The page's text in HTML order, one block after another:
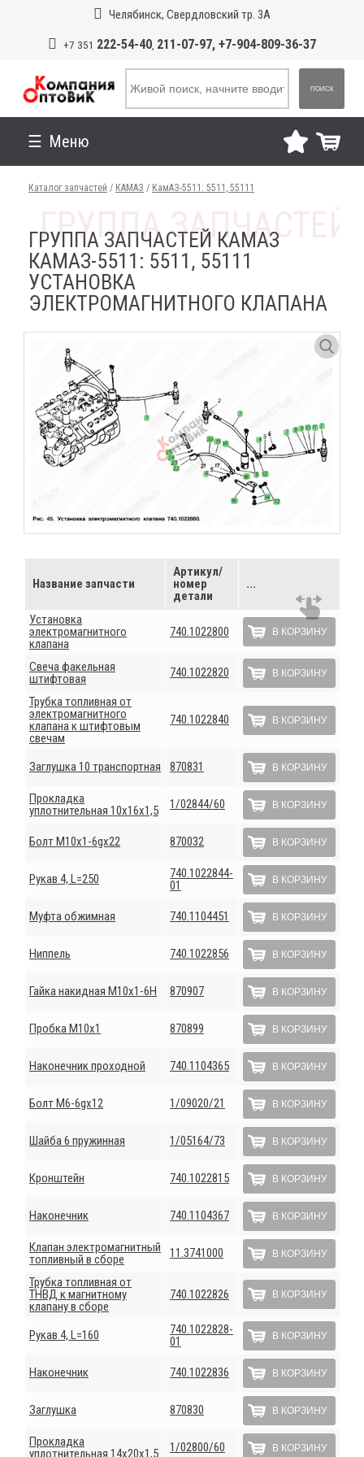
Челябинск, Свердловский тр. 3А
+7 351 222-54-40, 211-07-97, +7-904-809-36-37
ПОИСК
Меню
Каталог запчастей / КАМАЗ / КамАЗ-5511: 5511, 55111
ГРУППА ЗАПЧАСТЕЙ КАМАЗ
КАМАЗ-5511: 5511, 55111
УСТАНОВКА
ЭЛЕКТРОМАГНИТНОГО КЛАПАНА
Название запчасти
Артикул/
номер
детали
...
Установка
электромагнитного
клапана
740.1022800 В КОРЗИНУ
Свеча факельная
штифтовая
740.1022820 В КОРЗИНУ
Трубка топливная от
электромагнитного
клапана к штифтовым
свечам
740.1022840 В КОРЗИНУ
Заглушка 10 транспортная 870831 В КОРЗИНУ
Прокладка
уплотнительная 10х16х1,5
1/02844/60 В КОРЗИНУ
Болт М10х1-6gх22 870032 В КОРЗИНУ
Рукав 4, L=250
740.1022844-
01
В КОРЗИНУ
Муфта обжимная 740.1104451 В КОРЗИНУ
Ниппель 740.1022856 В КОРЗИНУ
Гайка накидная М10х1-6Н 870907 В КОРЗИНУ
Пробка М10х1 870899 В КОРЗИНУ
Наконечник проходной 740.1104365 В КОРЗИНУ
Болт М6-6gх12 1/09020/21 В КОРЗИНУ
Шайба 6 пружинная 1/05164/73 В КОРЗИНУ
Кронштейн 740.1022815 В КОРЗИНУ
Наконечник 740.1104367 В КОРЗИНУ
Клапан электромагнитный
топливный в сборе
11.3741000 В КОРЗИНУ
Трубка топливная от
ТНВД к магнитному
клапану в сборе
740.1022826 В КОРЗИНУ
Рукав 4, L=160
740.1022828-
01
В КОРЗИНУ
Наконечник 740.1022836 В КОРЗИНУ
Заглушка 870830 В КОРЗИНУ
Прокладка
уплотнительная 14х20х1,5
1/02800/60 В КОРЗИНУ